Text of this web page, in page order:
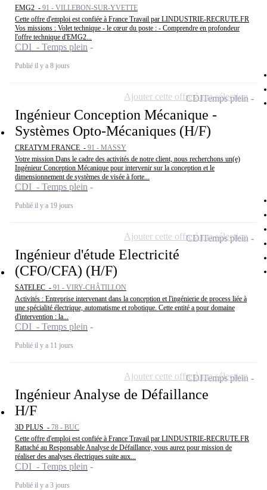
EMG2 - 91 - VILLEBON-SUR-YVETTE
Cette offre d'emploi est confiée à France Travail par LINDUSTRIE-RECRUTE.FR
Vos missions : Volet technique - le cœur du poste : - Comprendre en profondeur
l'offre technique d'EMG2...
CDI - Temps plein
Publié il y a 8 jours
Ingénieur Conception Mécanique -
Systèmes Opto-Mécaniques (H/F)
CREATYM FRANCE - 91 - MASSY
Votre mission Dans le cadre des activités de notre client, nous recherchons un(e)
Ingénieur Conception Mécanique pour intervenir sur la conception et le
dimensionnement de systèmes de visée à forte...
CDI - Temps plein
Publié il y a 19 jours
CDITemps plein
Ajouter cette offre à ma sélection
Ingénieur d'étude Electricité
(CFO/CFA) (H/F)
SATELEC - 91 - VIRY-CHÂTILLON
Activités : Entreprise intervenant dans la conception et l'ingénierie de process liée à
une spécialité électrique, automatisme et robotique. Cette entité a pour domaine
d'intervention : la...
CDI - Temps plein
Publié il y a 11 jours
CDITemps plein
Ajouter cette offre à ma sélection
Ingénieur Analyse de Défaillance
H/F
3D PLUS - 78 - BUC
Cette offre d'emploi est confiée à France Travail par LINDUSTRIE-RECRUTE.FR
Rattaché au Responsable Analyse de Défaillance, vous aurez pour mission de
réaliser des analyses électriques suite aux...
CDI - Temps plein
Publié il y a 3 jours
CDITemps plein
Ajouter cette offre à ma sélection